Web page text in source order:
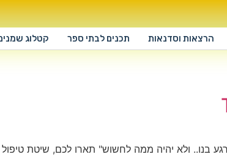
הרצאות וסדנאות תכנים לבתי ספר קטלוג
בנו.. ולא יהיה ממה לחשוש" תארו לכם, שיטת טיפול